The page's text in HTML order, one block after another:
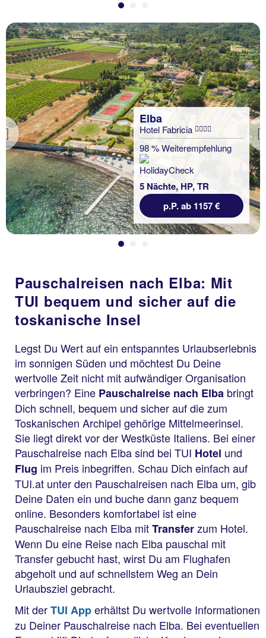
Previous
Elba
Hotel Fabricia
98 % Weiterempfehlung
5 Nächte, HP, TR
p.P. ab 1157 €
Pauschalreisen nach Elba: Mit
TUI bequem und sicher auf die
toskanische Insel
Legst Du Wert auf ein entspanntes Urlaubserlebnis
im sonnigen Süden und möchtest Du Deine
wertvolle Zeit nicht mit aufwändiger Organisation
verbringen? Eine Pauschalreise nach Elba bringt
Dich schnell, bequem und sicher auf die zum
Toskanischen Archipel gehörige Mittelmeerinsel.
Sie liegt direkt vor der Westküste Italiens. Bei einer
Pauschalreise nach Elba sind bei TUI Hotel und
Flug im Preis inbegriffen. Schau Dich einfach auf
TUI.at unter den Pauschalreisen nach Elba um, gib
Deine Daten ein und buche dann ganz bequem
online. Besonders komfortabel ist eine
Pauschalreise nach Elba mitTransferzum Hotel.
Wenn Du eine Reise nach Elba pauschal mit
Transfer gebucht hast, wirst Du am Flughafen
abgeholt und auf schnellstem Weg an Dein
Urlaubsziel gebracht.
Mit derTUI Apperhältst Du wertvolle Informationen
zu Deiner Pauschalreise nach Elba. Bei eventuellen